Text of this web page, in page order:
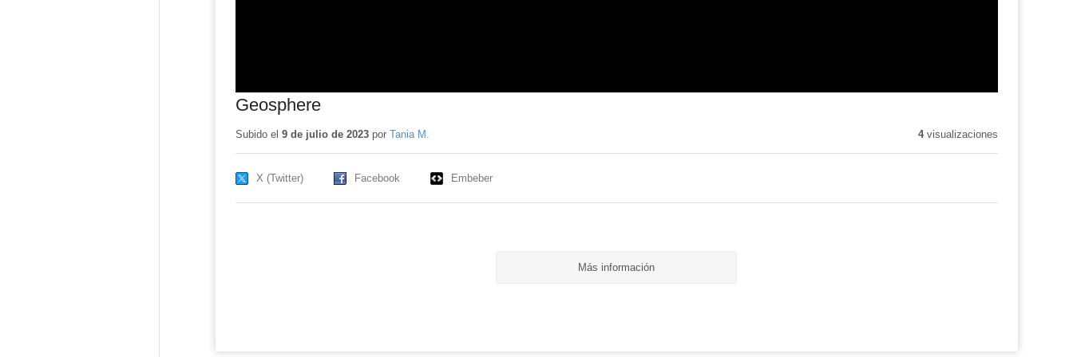
Geosphere
Subido el 9 de julio de 2023por Tania M. 4visualizaciones
X (Twitter) Facebook Embeber
Más información